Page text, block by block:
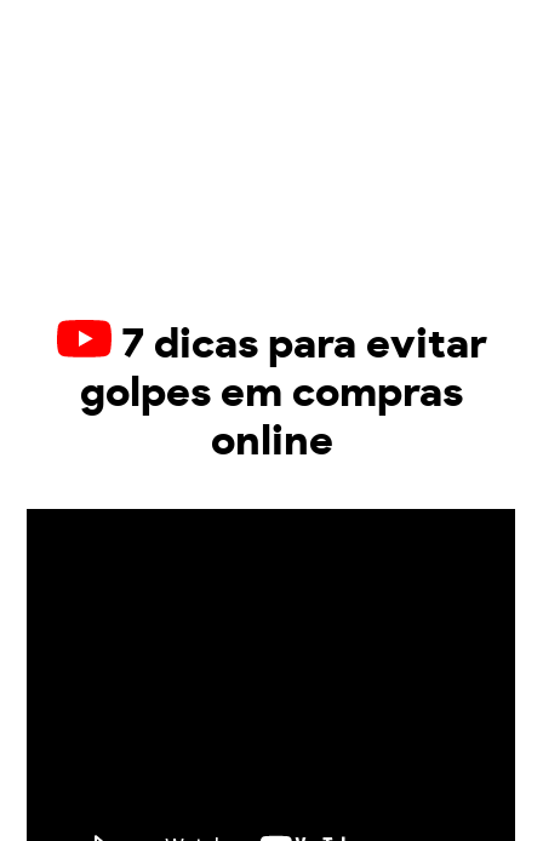
7 dicas para evitar
golpes em compras
online